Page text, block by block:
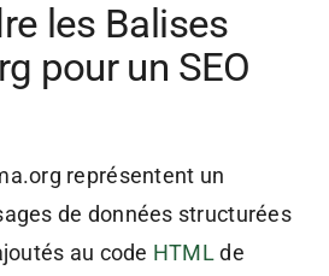
les Balises
pour un SEO
représentent un
de données structurées
au code HTML de